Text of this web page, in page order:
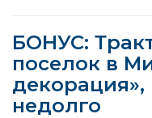
БОНУС:
поселок в
декорация»,
недолго